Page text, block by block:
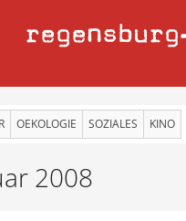
regensburg
OEKOLOGIE SOZIALES KINO
2008